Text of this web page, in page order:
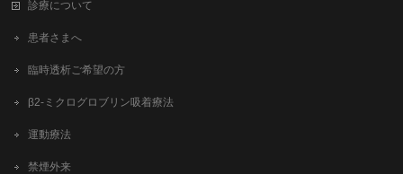
診療について
患者さまへ
臨時透析ご希望の方
β2-ミクログロブリン吸着療法
運動療法
禁煙外来